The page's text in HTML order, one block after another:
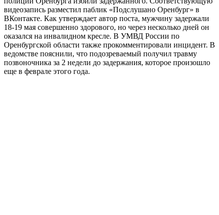
видеозапись разместил паблик «Подслушано Оренбург» в
ВКонтакте. Как утверждает автор поста, мужчину задержали
18-19 мая совершенно здорового, но через несколько дней он
оказался на инвалидном кресле. В УМВД России по
Оренбургской области также прокомментировали инцидент. В
ведомстве пояснили, что подозреваемый получил травму
позвоночника за 2 недели до задержания, которое произошло
еще в феврале этого года.